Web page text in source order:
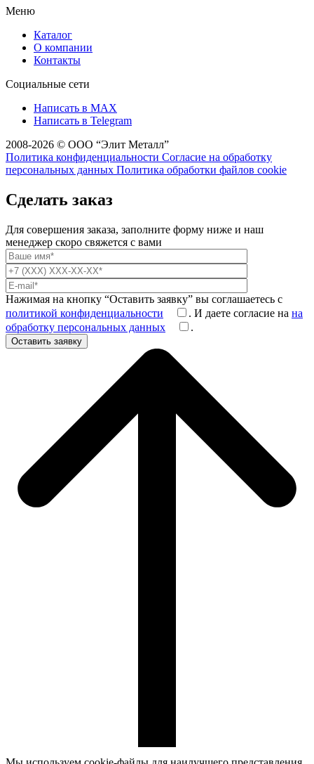
Меню
Каталог
О компании
Контакты
Социальные сети
Написать в MAX
Написать в Telegram
2008-2026 © ООО “Элит Металл”
Политика конфиденциальности Согласие на обработку
персональных данных Политика обработки файлов cookie
Сделать заказ
Для совершения заказа, заполните форму ниже и наш
менеджер скоро свяжется с вами
Нажимая на кнопку “Оставить заявку” вы соглашаетесь с
политикой конфиденциальности
. И даете согласие на на
обработку персональных данных
.
Оставить заявку